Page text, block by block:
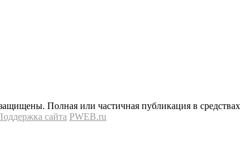
Полная или частичная публикация в
сайта PWEB.ru